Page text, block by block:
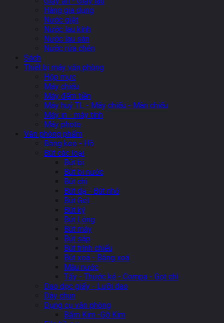
Hàng gia dụng
Nước giặt
Nước lau kính
Nước lau sàn
Nước rửa chén
Sách
Thiết bị máy văn phòng
Hộp mực
Máy chiếu
Máy đếm tiền
Máy huỷ TL - Máy chiếu - Màn chiếu
Máy in - máy tính
Máy photo
Văn phòng phẩm
Băng keo - Hồ
Bút các loại
Bút bi
Bút bi nước
Bút chì
Bút dạ - Bút nhớ
Bút Gel
Bút ký
Bút Lông
Bút máy
Bút sáp
Bút trình chiếu
Bút xoá - Băng xoá
Màu nước
Tẩy - Thước kẻ - Compa - Gọt chì
Dao dọc giấy - Lưỡi dao
Dây chun
Dụng cụ văn phòng
Bấm Kim -Gỡ Kim